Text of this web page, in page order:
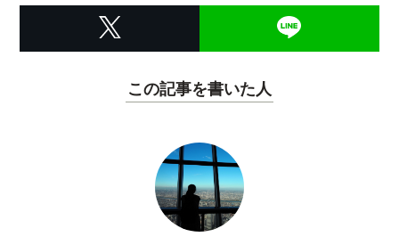
この記事を書いた人